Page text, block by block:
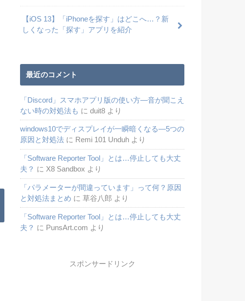
【iOS 13】「iPhoneを探す」はどこへ…？新
しくなった「探す」アプリを紹介
最近のコメント
「Discord」スマホアプリ版の使い方―音が聞こえ
ない時の対処法も に duit8 より
windows10でディスプレイが一瞬暗くなる―5つの
原因と対処法 に Remi 101 Unduh より
「Software Reporter Tool」とは…停止しても大丈
夫？ に X8 Sandbox より
「パラメーターが間違っています」って何？原因
と対処法まとめ に 草谷八郎 より
「Software Reporter Tool」とは…停止しても大丈
夫？ に PunsArt.com より
スポンサードリンク